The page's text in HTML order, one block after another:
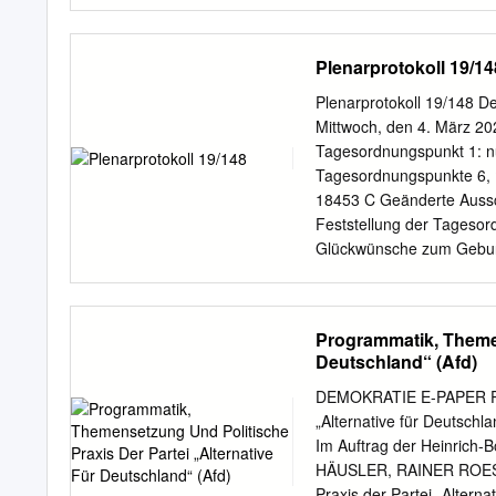
Ausschuss) zu dem
weiterer Abgeordneter
Hochwasserkatastrophe
Beschlussempfehlung
Stadtentwicklung und
Theodor Hemmelgarn,
der AfD Baurecht
Wahlperiode Seite 1 von
Plenarprotokoll 19/
Plenarprotokoll 19/148
Mittwoch, den 4. März
Tagesordnungspunkt 1:
Tagesordnungspunkte
18453 C Geänderte
Feststellung der
Glückwünsche zum
Wiederaufbau . 18437 D
BMEL . 18455 D
durch den Julia
Bekämpfung Frank
Klöckner,
Johannes Huber (AfD) .
Bundesministerin BMEL
Programmatik,
Deutschland“ (Afd)
DEMOKRATIE E-
„Alternative für
Im Auftrag der Heinrich-
HÄUSLER, RAINER